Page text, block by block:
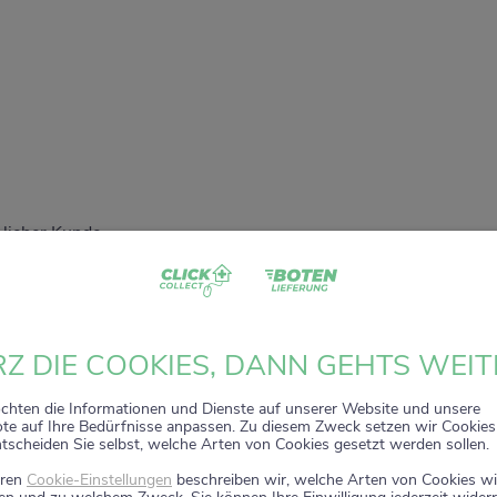
Kunde,
Sie unser digitales
ZACK+DA!
sehr gefreut, Sie auf diesem Weg begleiten zu dürfen.
wird zum 15. Januar 2026 eingestellt.
2026 stehen die Online-Bestellmöglichkeiten und
mehr zur Verfügung.
weiterhin persönlich für Sie da. Direkt vor Ort in Ihrer
wie gewohnt kompetente Beratung, attraktive Angebote
DIE COOKIES, DANN GEHTS
die Informationen und Dienste auf unserer Website und unsere
auf Ihre Bedürfnisse anpassen. Zu diesem Zweck setzen wir
Sie selbst, welche Arten von Cookies gesetzt werden sollen.
Cookie-Einstellungen beschreiben wir, welche Arten von Cookies